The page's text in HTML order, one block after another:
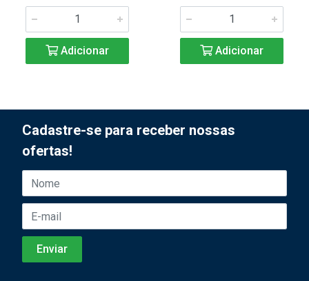
Adicionar Adicionar
Cadastre-se para receber nossas
ofertas!